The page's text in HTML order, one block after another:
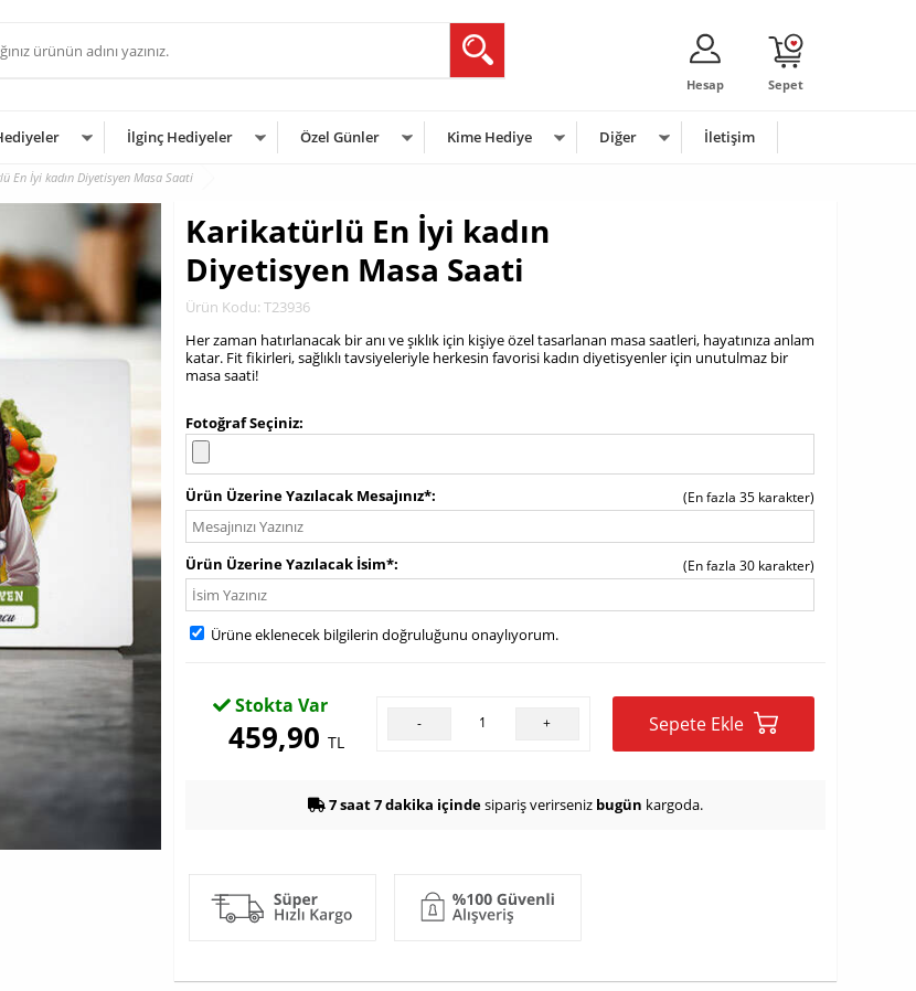
Sepet
Hesap
İlginç Hediyeler Özel Günler Kime Hediye Diğer İletişim
En İyi kadın Diyetisyen Masa Saati
Karikatürlü En İyi kadın
Diyetisyen Masa Saati
Ürün Kodu: T23936
Her zaman hatırlanacak bir anı ve şıklık için kişiye özel tasarlanan masa saatleri, hayatınıza anlam
katar. Fit fikirleri, sağlıklı tavsiyeleriyle herkesin favorisi kadın diyetisyenler için unutulmaz bir
masa saati!
Fotoğraf Seçiniz
Ürün Üzerine Yazılacak Mesajınız* (En fazla 35 karakter)
Ürün Üzerine Yazılacak İsim* (En fazla 30 karakter)
Ürüne eklenecek bilgilerin doğruluğunu onaylıyorum.
Stokta Var
459,90TL
- + Sepete Ekle
7 saat 7 dakika içindesipariş verirseniz bugün kargoda.